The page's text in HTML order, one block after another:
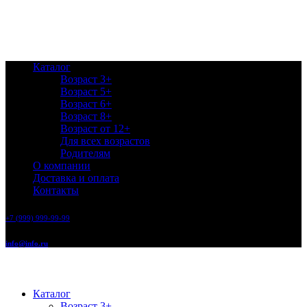
Каталог
Возраст 3+
Возраст 5+
Возраст 6+
Возраст 8+
Возраст от 12+
Для всех возрастов
Родителям
О компании
Доставка и оплата
Контакты
+7 (999) 999-99-99
info@info.ru
Каталог